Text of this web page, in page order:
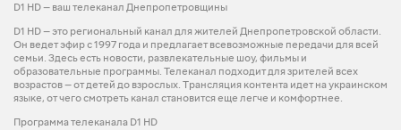
D1 HD — ваш телеканал Днепропетровщины
D1 HD — это региональный канал для жителей Днепропетровской области.
Он ведет эфир с 1997 года и предлагает всевозможные передачи для всей
семьи. Здесь есть новости, развлекательные шоу, фильмы и
образовательные программы. Телеканал подходит для зрителей всех
возрастов — от детей до взрослых. Трансляция контента идет на украинском
языке, от чего смотреть канал становится еще легче и комфортнее.
Программа телеканала D1 HD